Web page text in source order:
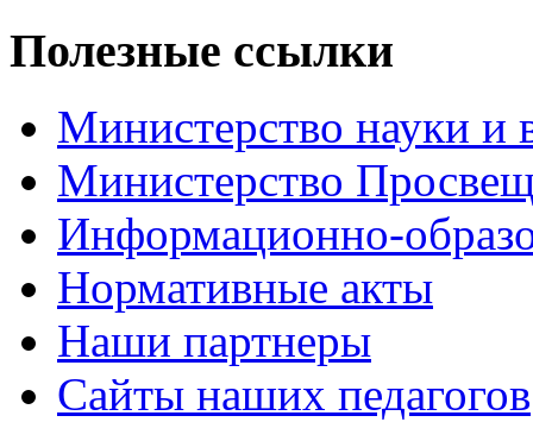
Полезные ссылки
Министерство науки и
Министерство
Информационно-
Нормативные акты
Наши партнеры
Сайты наших педагогов